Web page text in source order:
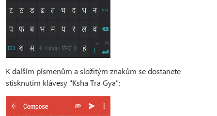
K dalším písmenům a složitým znakům se dostanete
stisknutím klávesy "Ksha Tra Gya":